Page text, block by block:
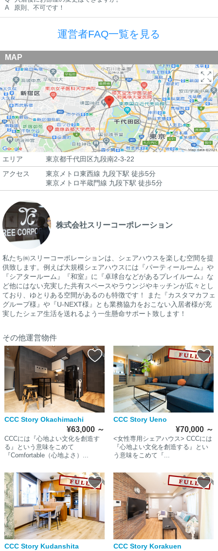
A
原則、不可です！
運営者FAQ一覧を見る
MAP
エリア
東京都千代田区九段南2-3-22
アクセス
東京メトロ東西線 九段下駅 徒歩5分
東京メトロ半蔵門線 九段下駅 徒歩5分
株式会社スリーコーポレーション
私たち㈱スリーコーポレーションは、シェアハウスを楽しむ空間を提
供致します。例えば大規模シェアハウスには『パーティールーム』や
『シアタールーム』『和室』に『卓球台などがあるプレイルーム』な
ど他にはない充実した共有スペースやラウンジやキッチンが広々とし
ており、ゆとりある空間があるのも特徴です！ また『カスタマカフェ
グループ様』や『U-NEXT様』とも業務協力をおこない入居者様が充
実したシェア生活を送れるよう一生懸命サポート致します！
その他運営物件
CCC Story Okachimachi
¥63,000 ～
CCCには『心地よい文化を創造す
る』という意味をこめて
『Comfortable（心地よさ）...
CCC Story Ueno
¥70,000 ～
<女性専用シェアハウス> CCCには
『心地よい文化を創造する』とい
う意味をこめて『...
CCC Story Kudanshita CCC Story Korakuen